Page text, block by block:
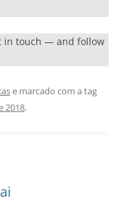
in touch — and follow
e marcado com a tag
2018.